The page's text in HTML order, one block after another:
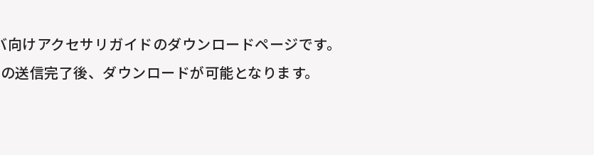
向けアクセサリガイドのダウンロードページです。
送信完了後、 ダウンロードが可能となります。